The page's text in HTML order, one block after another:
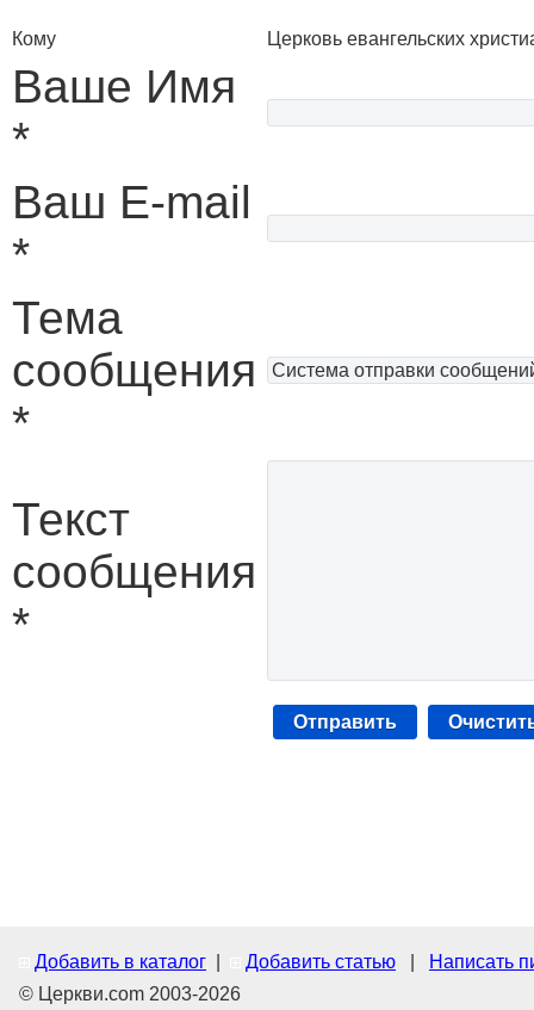
Кому Церковь евангельских
Ваше Имя
*
Ваш E-mail
*
Тема
сообщения
*
Текст
сообщения
*
Добавить в каталог Добавить статью
Написать
© Церкви.com 2003-2026